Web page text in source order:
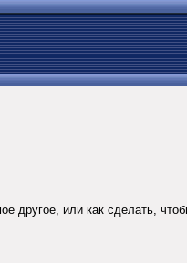
другое, или как сделать,